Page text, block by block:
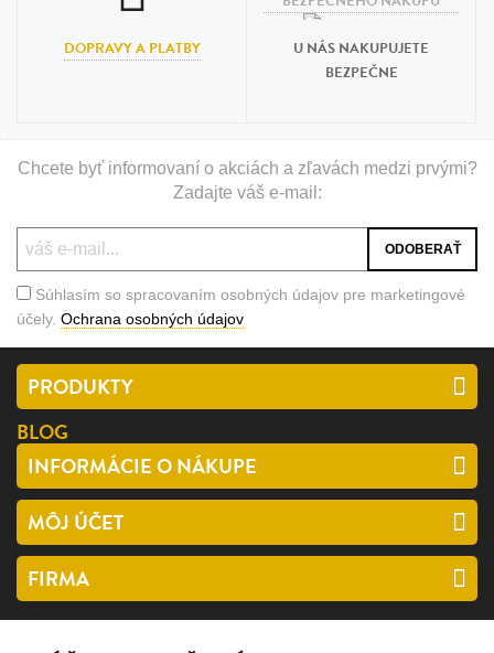
DOPRAVY A PLATBY
U NÁS NAKUPUJETE
BEZPEČNE
Chcete byť informovaní o akciách a zľavách medzi prvými?
Zadajte váš e-mail:
Súhlasím so spracovaním osobných údajov pre marketingové
účely. Ochrana osobných údajov
PRODUKTY
BLOG
INFORMÁCIE O NÁKUPE
MÔJ ÚČET
FIRMA